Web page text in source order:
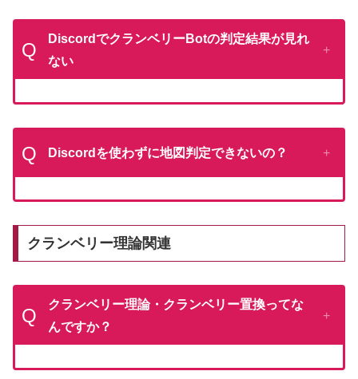
Q
DiscordでクランベリーBotの判定結果が見れ
ない
Q Discordを使わずに地図判定できないの？
クランベリー理論関連
Q
クランベリー理論・クランベリー置換ってな
んですか？